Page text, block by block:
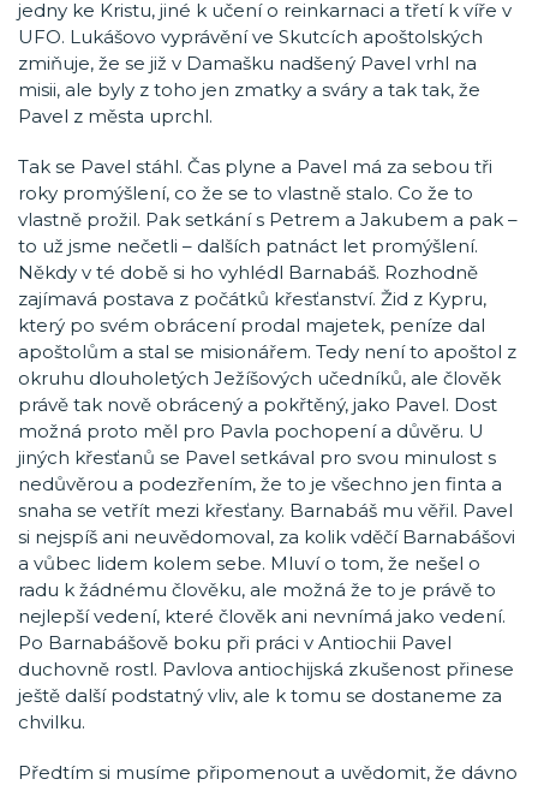
jedny ke Kristu, jiné k učení o reinkarnaci a třetí k víře v
UFO. Lukášovo vyprávění ve Skutcích apoštolských
zmiňuje, že se již v Damašku nadšený Pavel vrhl na
misii, ale byly z toho jen zmatky a sváry a tak tak, že
Pavel z města uprchl.
Tak se Pavel stáhl. Čas plyne a Pavel má za sebou tři
roky promýšlení, co že se to vlastně stalo. Co že to
vlastně prožil. Pak setkání s Petrem a Jakubem a pak –
to už jsme nečetli – dalších patnáct let promýšlení.
Někdy v té době si ho vyhlédl Barnabáš. Rozhodně
zajímavá postava z počátků křesťanství. Žid z Kypru,
který po svém obrácení prodal majetek, peníze dal
apoštolům a stal se misionářem. Tedy není to apoštol z
okruhu dlouholetých Ježíšových učedníků, ale člověk
právě tak nově obrácený a pokřtěný, jako Pavel. Dost
možná proto měl pro Pavla pochopení a důvěru. U
jiných křesťanů se Pavel setkával pro svou minulost s
nedůvěrou a podezřením, že to je všechno jen finta a
snaha se vetřít mezi křesťany. Barnabáš mu věřil. Pavel
si nejspíš ani neuvědomoval, za kolik vděčí Barnabášovi
a vůbec lidem kolem sebe. Mluví o tom, že nešel o
radu k žádnému člověku, ale možná že to je právě to
nejlepší vedení, které člověk ani nevnímá jako vedení.
Po Barnabášově boku při práci v Antiochii Pavel
duchovně rostl. Pavlova antiochijská zkušenost přinese
ještě další podstatný vliv, ale k tomu se dostaneme za
chvilku.
Předtím si musíme připomenout a uvědomit, že dávno